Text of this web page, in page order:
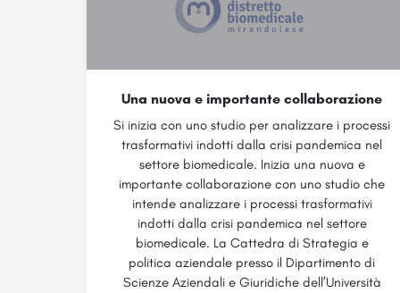
Una nuova e importante collaborazione
Si inizia con uno studio per analizzare i processi
trasformativi indotti dalla crisi pandemica nel
settore biomedicale. Inizia una nuova e
importante collaborazione con uno studio che
intende analizzare i processi trasformativi
indotti dalla crisi pandemica nel settore
biomedicale. La Cattedra di Strategia e
politica aziendale presso il Dipartimento di
Scienze Aziendali e Giuridiche dell’Università